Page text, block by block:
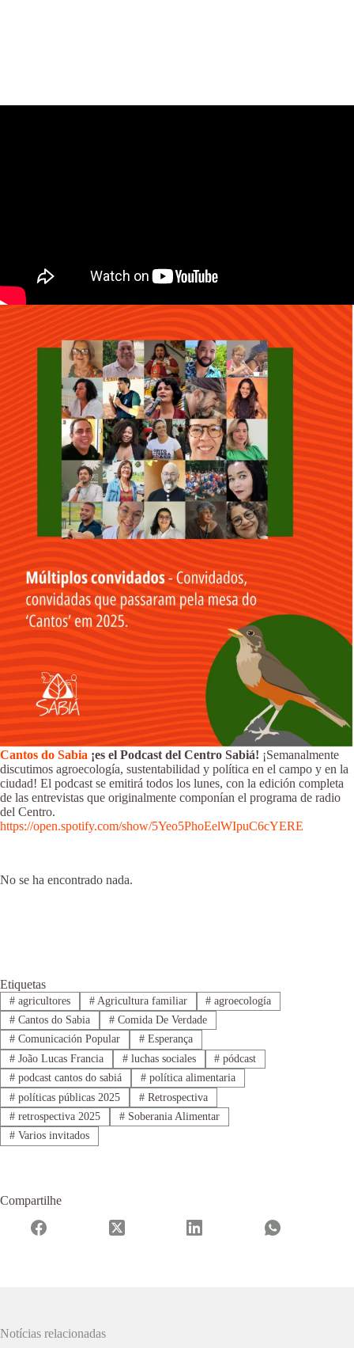
Cantos do Sabia ¡es el Podcast del Centro Sabiá! ¡Semanalmente
discutimos agroecología, sustentabilidad y política en el campo y en la
ciudad! El podcast se emitirá todos los lunes, con la edición completa
de las entrevistas que originalmente componían el programa de radio
del Centro.
https://open.spotify.com/show/5Yeo5PhoEelWIpuC6cYERE
No se ha encontrado nada.
Etiquetas
#agricultores #Agricultura familiar # agroecología
#Cantos do Sabia #Comida De Verdade
#Comunicación Popular #Esperança
#João Lucas Francia #luchas sociales # pódcast
#podcast cantos do sabiá #política alimentaria
#políticas públicas 2025 #Retrospectiva
#retrospectiva 2025 #Soberania Alimentar
#Varios invitados
Compartilhe
Notícias relacionadas